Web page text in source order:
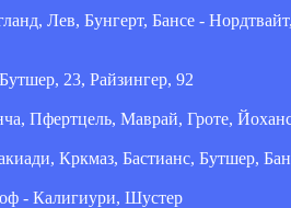
Лев, Бунгерт, Бансе -
23, Райзингер, 92
Пфертцель, Маврай, Гроте,
Кркмаз, Бастианс, Бутшер,
- Калигиури, Шустер